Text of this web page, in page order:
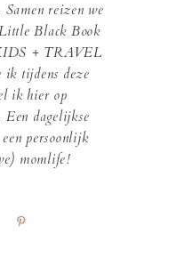
reizen we
Black Book
+ TRAVEL
tijdens deze
ik hier op
dagelijkse
persoonlijk
momlife!